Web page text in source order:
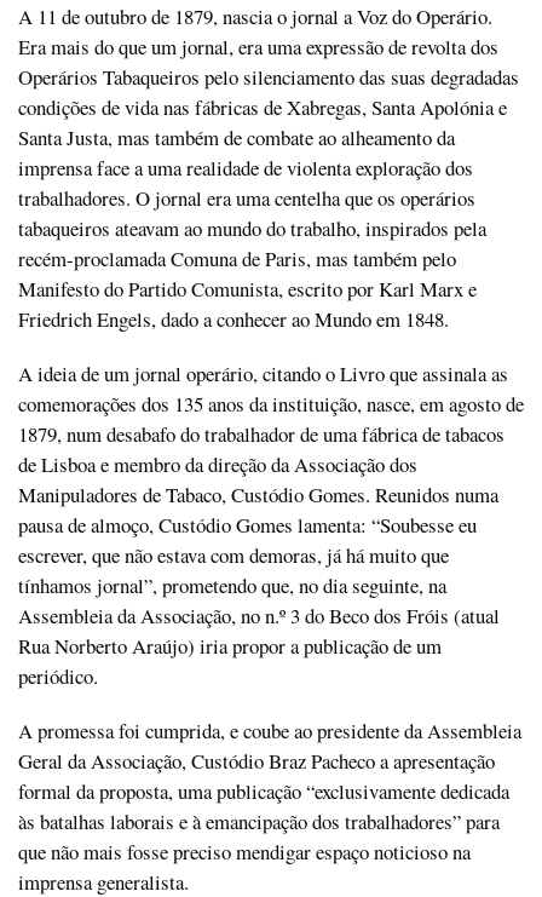
A 11 de outubro de 1879, nascia o jornal a Voz do Operário.
Era mais do que um jornal, era uma expressão de revolta dos
Operários Tabaqueiros pelo silenciamento das suas degradadas
condições de vida nas fábricas de Xabregas, Santa Apolónia e
Santa Justa, mas também de combate ao alheamento da
imprensa face a uma realidade de violenta exploração dos
trabalhadores. O jornal era uma centelha que os operários
tabaqueiros ateavam ao mundo do trabalho, inspirados pela
recém-proclamada Comuna de Paris, mas também pelo
Manifesto do Partido Comunista, escrito por Karl Marx e
Friedrich Engels, dado a conhecer ao Mundo em 1848.
A ideia de um jornal operário, citando o Livro que assinala as
comemorações dos 135 anos da instituição, nasce, em agosto de
1879, num desabafo do trabalhador de uma fábrica de tabacos
de Lisboa e membro da direção da Associação dos
Manipuladores de Tabaco, Custódio Gomes. Reunidos numa
pausa de almoço, Custódio Gomes lamenta: “Soubesse eu
escrever, que não estava com demoras, já há muito que
tínhamos jornal”, prometendo que, no dia seguinte, na
Assembleia da Associação, no n.º 3 do Beco dos Fróis (atual
Rua Norberto Araújo) iria propor a publicação de um
periódico.
A promessa foi cumprida, e coube ao presidente da Assembleia
Geral da Associação, Custódio Braz Pacheco a apresentação
formal da proposta, uma publicação “exclusivamente dedicada
às batalhas laborais e à emancipação dos trabalhadores” para
que não mais fosse preciso mendigar espaço noticioso na
imprensa generalista.